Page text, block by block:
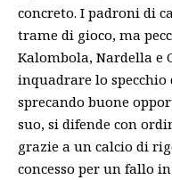
concreto. I padroni di
trame di gioco, ma
Kalombola, Nardella e
inquadrare lo specchio
sprecando buone
suo, si difende con
grazie a un calcio di
concesso per un fallo